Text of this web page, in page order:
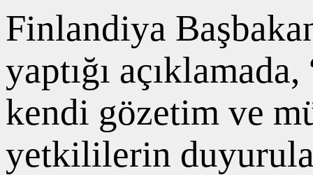
Finlandiya
yaptığı
⁠kendi gözetim ve
yetkililerin